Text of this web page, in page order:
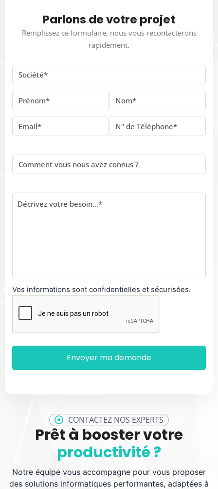
CONTACTEZ NOS EXPERTS
Prêt à booster votre
productivité ?
Notre équipe vous accompagne pour vous proposer
des solutions informatiques performantes, adaptées à
Parlons de votre projet
Remplissez ce formulaire, nous vous recontacterons
rapidement.
Vos informations sont confidentielles et sécurisées.